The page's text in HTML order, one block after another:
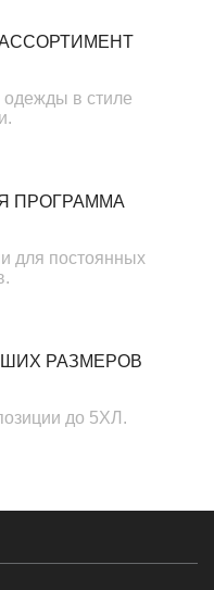
в стиле
ПРОГРАММА
для постоянных
РАЗМЕРОВ
до 5ХЛ.